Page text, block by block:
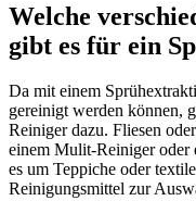
Welche
gibt es für ein
Da mit einem
gereinigt werden können,
Reiniger dazu. Fliesen
einem Mulit-Reiniger oder
es um Teppiche oder
Reinigungsmittel zur